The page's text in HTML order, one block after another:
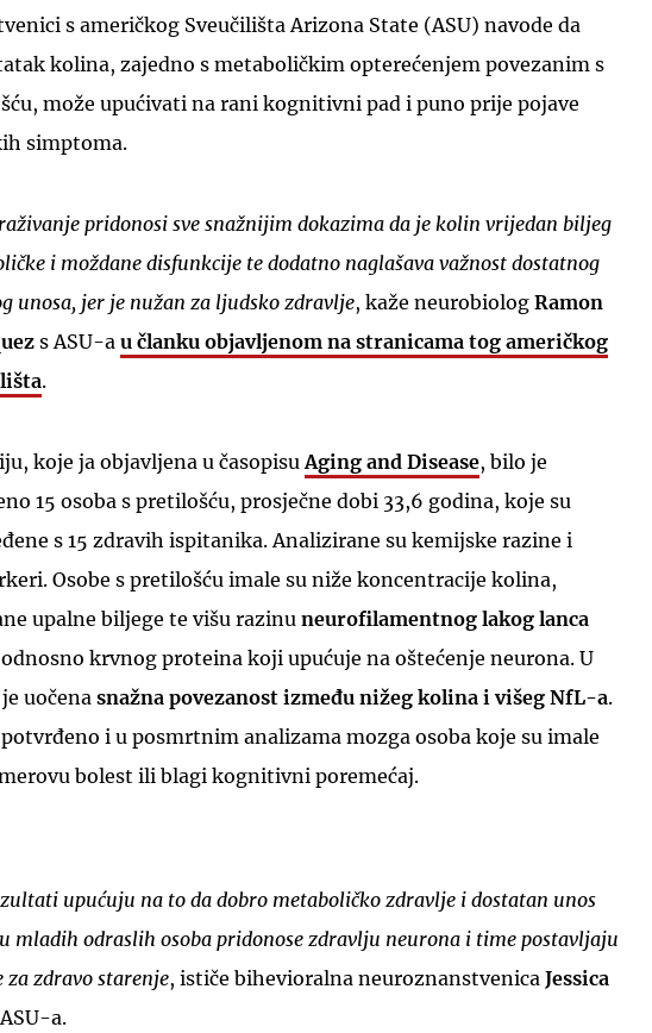
s američkog Sveučilišta Arizona State (ASU) navode da
kolina, zajedno s metaboličkim opterećenjem povezanim s
može upućivati na rani kognitivni pad i puno prije pojave
simptoma.
pridonosi sve snažnijim dokazima da je kolin vrijedan biljeg
i moždane disfunkcije te dodatno naglašava važnost dostatnog
unosa, jer je nužan za ljudsko zdravlje, kaže neurobiolog Ramon
s ASU-a u članku objavljenom na stranicama tog američkog
.
koje ja objavljena u časopisuAging and Disease, bilo je
15 osoba s pretilošću, prosječne dobi 33,6 godina, koje su
s 15 zdravih ispitanika. Analizirane su kemijske razine i
Osobe s pretilošću imale su niže koncentracije kolina,
upalne biljege te višu razinu neurofilamentnog lakog lanca
krvnog proteina koji upućuje na oštećenje neurona. U
uočena snažna povezanost između nižeg kolina i višeg NfL-a.
i u posmrtnim analizama mozga osoba koje su imale
bolest ili blagi kognitivni poremećaj.
upućuju na to da dobro metaboličko zdravlje i dostatan unos
mladih odraslih osoba pridonose zdravlju neurona i time postavljaju
za zdravo starenje, ističe bihevioralna neuroznanstvenica Jessica
a.
UKLJUČITE NOTIFIKACIJE